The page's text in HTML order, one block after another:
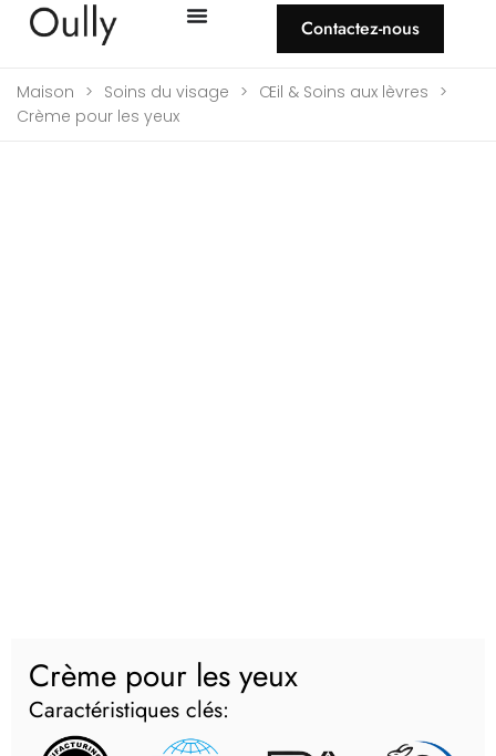
Contactez-nous
Maison > Soins du visage > Œil & Soins aux lèvres >
Crème pour les yeux
Crème pour les yeux
Caractéristiques clés: